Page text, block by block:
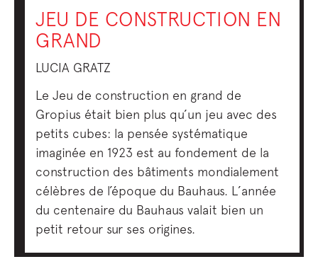
JEU DE CONSTRUCTION EN
GRAND
LUCIA GRATZ
Le Jeu de construction en grand de
Gropius était bien plus qu’un jeu avec des
petits cubes: la pensée systématique
imaginée en 1923 est au fondement de la
construction des bâtiments mondialement
célèbres de l’époque du Bauhaus. L’année
du centenaire du Bauhaus valait bien un
petit retour sur ses origines.